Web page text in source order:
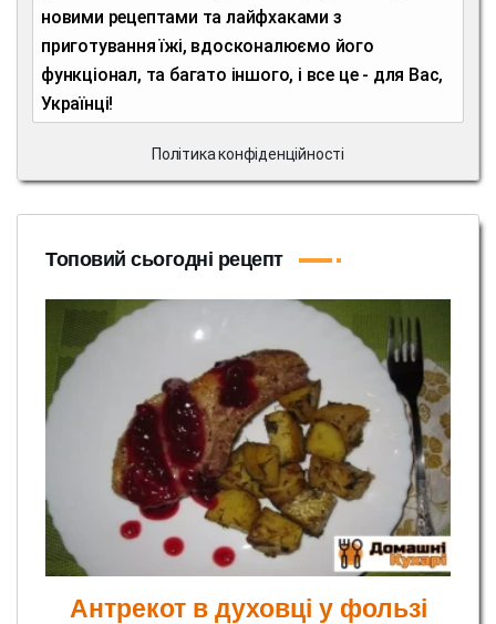
новими рецептами та лайфхаками з
приготування їжі, вдосконалюємо його
функціонал, та багато іншого, і все це - для Вас,
Українці!
Політика конфіденційності
Топовий сьогодні рецепт
Антрекот в духовці у фользі